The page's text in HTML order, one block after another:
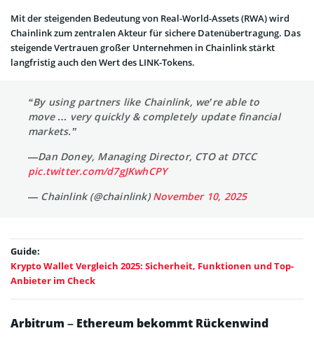
Mit der steigenden Bedeutung von Real-World-Assets (RWA) wird
Chainlink zum zentralen Akteur für sichere Datenübertragung. Das
steigende Vertrauen großer Unternehmen in Chainlink stärkt
langfristig auch den Wert des LINK-Tokens.
“By using partners like Chainlink, we’re able to
move … very quickly & completely update financial
markets.”
—Dan Doney, Managing Director, CTO at DTCC
pic.twitter.com/d7gJKwhCPY
— Chainlink (@chainlink)November 10, 2025
Guide:
Krypto Wallet Vergleich 2025: Sicherheit, Funktionen und Top-
Anbieter im Check
Arbitrum – Ethereum bekommt Rückenwind